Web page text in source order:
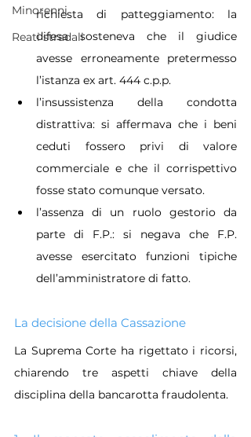
Minorenni
Reati stradali
richiesta di patteggiamento: la
difesa sosteneva che il giudice
avesse erroneamente pretermesso
l’istanza ex art. 444 c.p.p.
l’insussistenza della condotta
distrattiva: si affermava che i beni
ceduti fossero privi di valore
commerciale e che il corrispettivo
fosse stato comunque versato.
l’assenza di un ruolo gestorio da
parte di F.P.: si negava che F.P.
avesse esercitato funzioni tipiche
dell’amministratore di fatto.
La decisione della Cassazione
La Suprema Corte ha rigettato i ricorsi,
chiarendo tre aspetti chiave della
disciplina della bancarotta fraudolenta.